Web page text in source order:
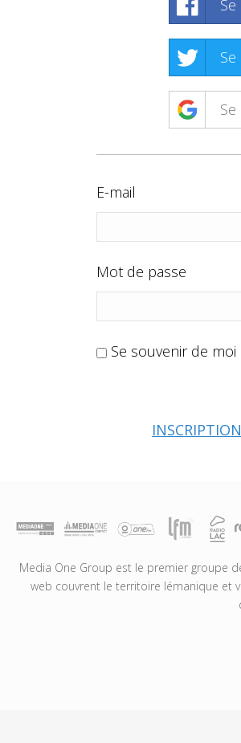
E-mail
Mot de passe
Se souvenir de moi
INSCRIPTION
Media One Group est le premier groupe
web couvrent le territoire lémanique et